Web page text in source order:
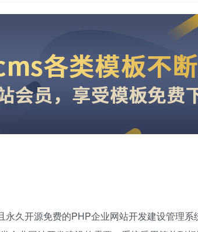
永久开源免费的PHP企业网站开发建设管理